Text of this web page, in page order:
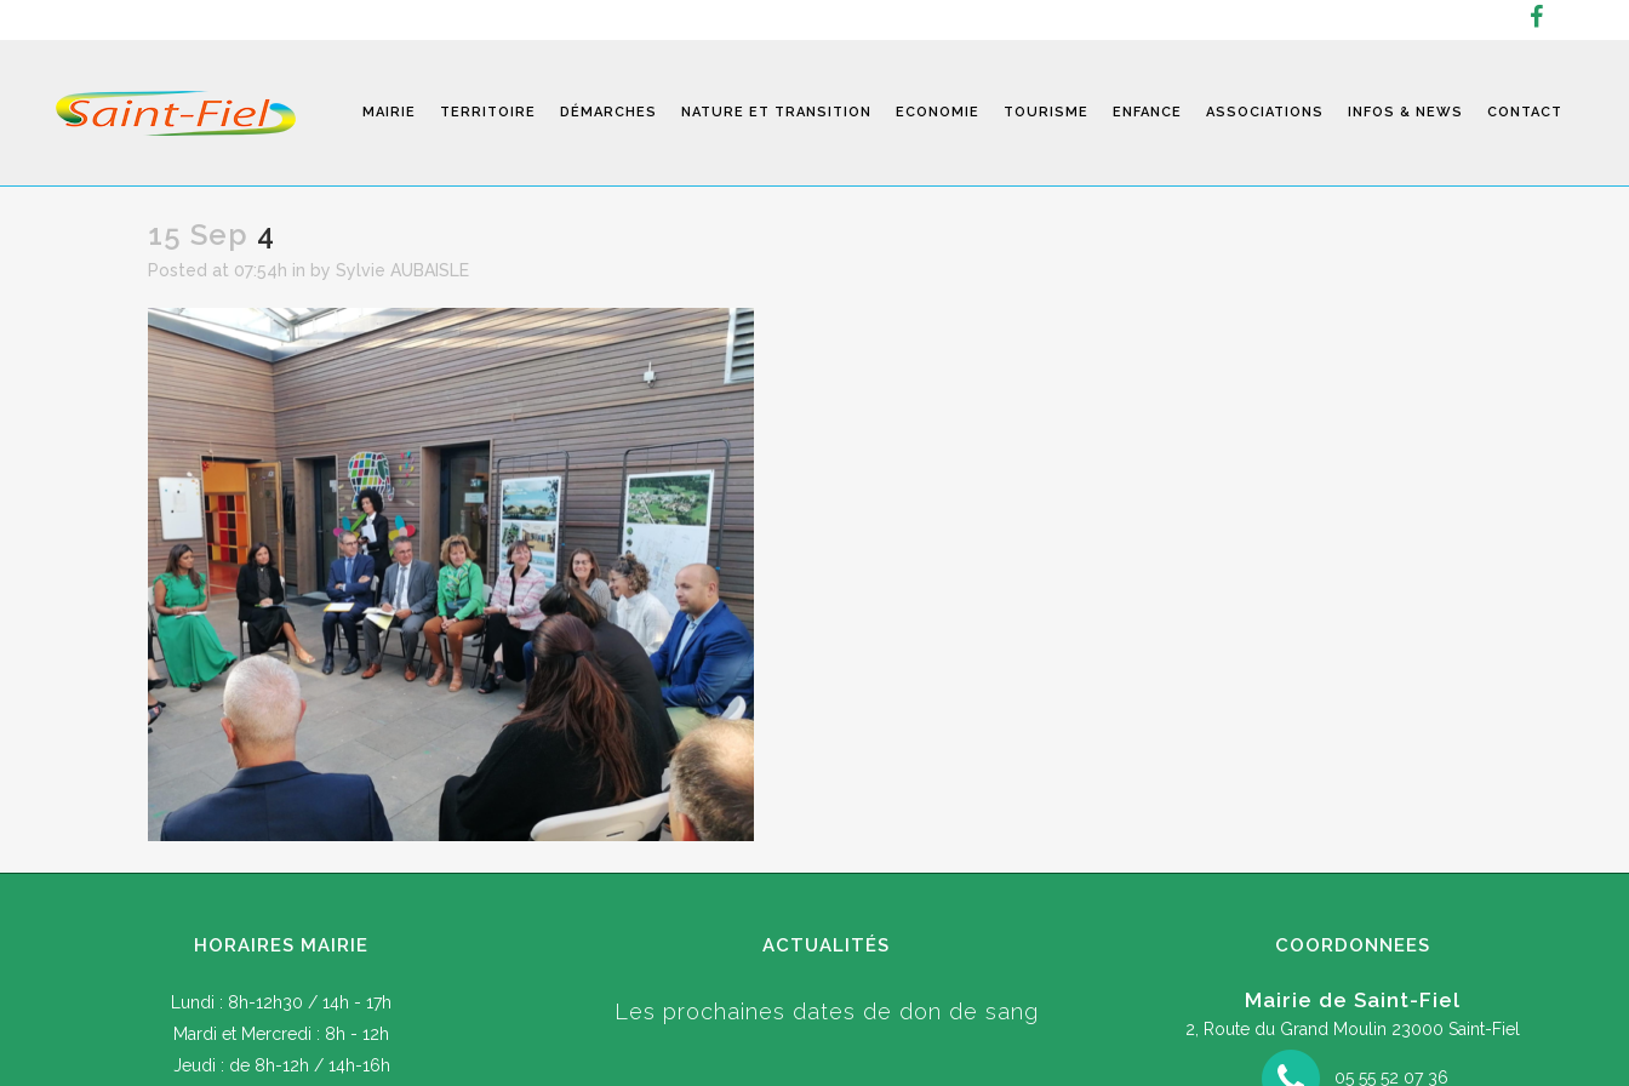
MAIRIE TERRITOIRE DÉMARCHES NATURE ET TRANSITION ECONOMIE TOURISME ENFANCE
Infos Pratiques
Modalités D’inscription
Séjours
ASSOCIATIONS INFOS & NEWS CONTACT
15 Sep 4
Posted at 07:54h in by Sylvie AUBAISLE
HORAIRES MAIRIE
Lundi : 8h-12h30 / 14h - 17h
Mardi et Mercredi : 8h - 12h
Jeudi : de 8h-12h / 14h-16h
ACTUALITÉS
Les prochaines dates de don de sang
COORDONNEES
Mairie de Saint-Fiel
2, Route du Grand Moulin 23000 Saint-Fiel
05 55 52 07 36